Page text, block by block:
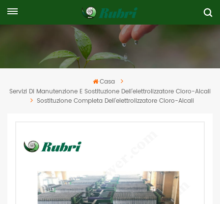
Casa
Servizi Di Manutenzione E Sostituzione Dell'elettrolizzatore Cloro-Alcali
Sostituzione Completa Dell'elettrolizzatore Cloro-Alcali